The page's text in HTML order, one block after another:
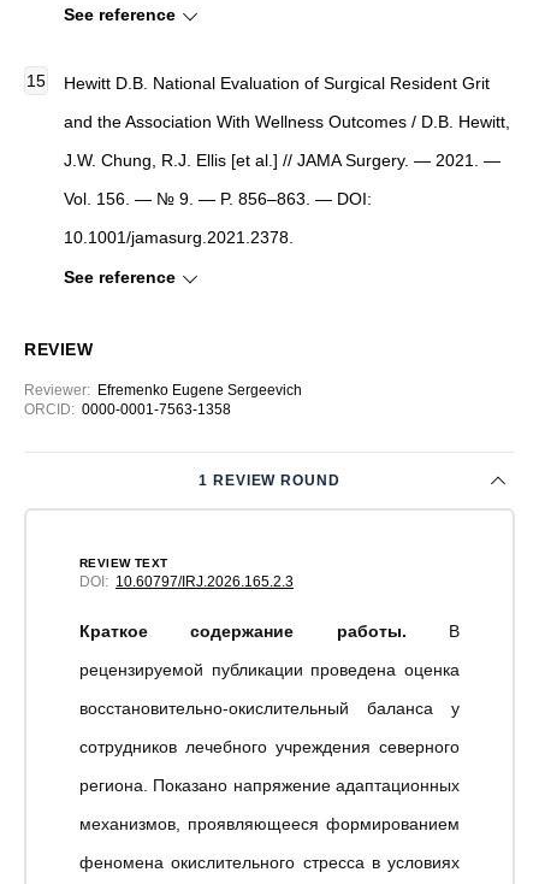
See reference
Hewitt D.B. National Evaluation of Surgical Resident Grit
and the Association With Wellness Outcomes / D.B. Hewitt,
J.W. Chung, R.J. Ellis [et al.] // JAMA Surgery. — 2021. —
Vol. 156. — № 9. — P. 856–863. — DOI:
10.1001/jamasurg.2021.2378.
See reference
REVIEW
Reviewer: Еfremenko Eugene Sergeevich
ORCID: 0000-0001-7563-1358
1 REVIEW ROUND
REVIEW TEXT
DOI: 10.60797/IRJ.2026.165.2.3
Краткое содержание работы. В
рецензируемой публикации проведена оценка
восстановительно-окислительный баланса у
сотрудников лечебного учреждения северного
региона. Показано напряжение адаптационных
механизмов, проявляющееся формированием
феномена окислительного стресса в условиях